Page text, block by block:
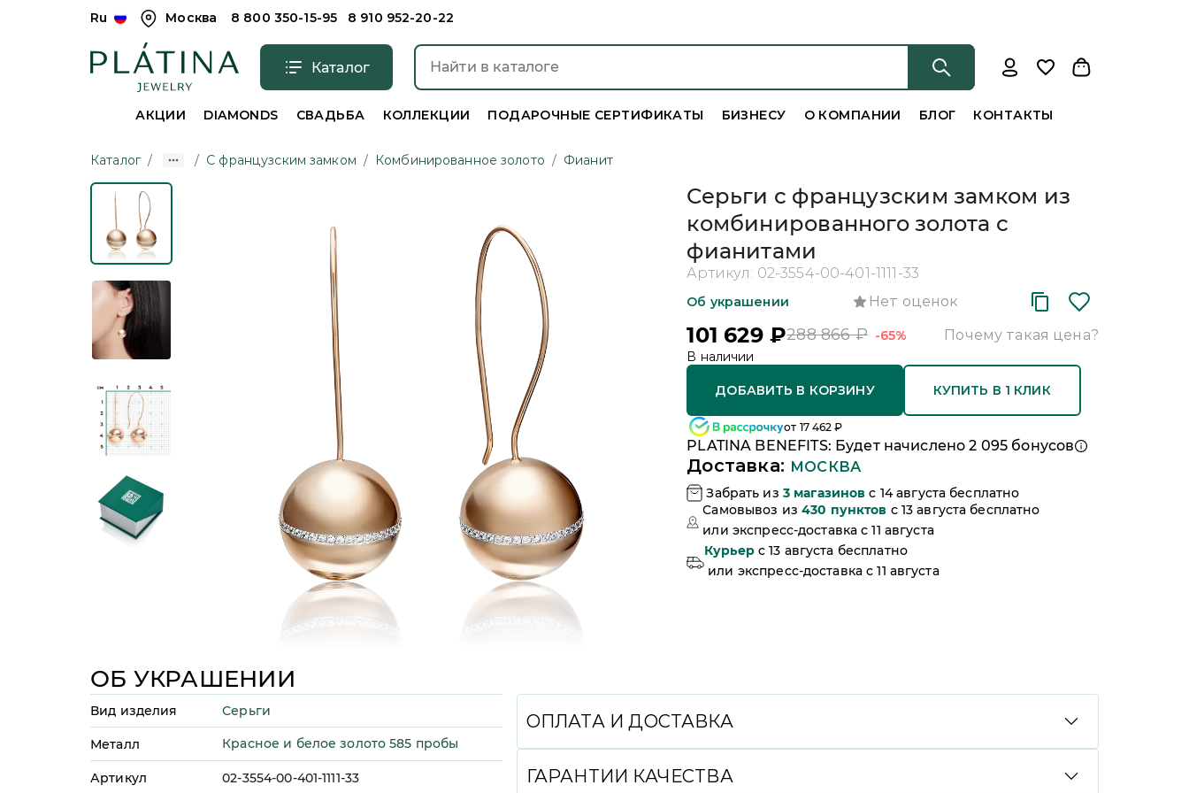
Ru Москва 8 800 350-15-95 8 910 952-20-22
Каталог
АКЦИИ DIAMONDS СВАДЬБА КОЛЛЕКЦИИ ПОДАРОЧНЫЕ СЕРТИФИКАТЫ БИЗНЕСУ О КОМПАНИИ БЛОГ КОНТАКТЫ
Каталог / / С французским замком / Комбинированное золото / Фианит
Серьги с французским замком из
комбинированного золота с
фианитами
Артикул: 02-3554-00-401-1111-33
Об украшении Нет оценок
101 629₽288 866₽ -65% Почему такая цена?
В наличии
ДОБАВИТЬ В КОРЗИНУ КУПИТЬ В 1 КЛИК
от 17 462 ₽
PLATINA BENEFITS: Будет начислено2 095 бонусов
Доставка: МОСКВА
Забрать из 3 магазинов c 14 августа бесплатно
Самовывоз из430 пунктов c 13 августа бесплатно
или экспресс-доставка c 11 августа
Курьер c 13 августа бесплатно
или экспресс-доставка c 11 августа
ОБ УКРАШЕНИИ
Вид изделия Серьги
Металл Красное и белое золото 585 пробы
Артикул 02-3554-00-401-1111-33
ОПЛАТА И ДОСТАВКА
СБП, Долями, в кредит или рассрочку со Сбером, с помощью сервиса Яндекс Сплит,
а также при получении (наличными или картой). Мы доставляем заказы службами
ГАРАНТИИ КАЧЕСТВА